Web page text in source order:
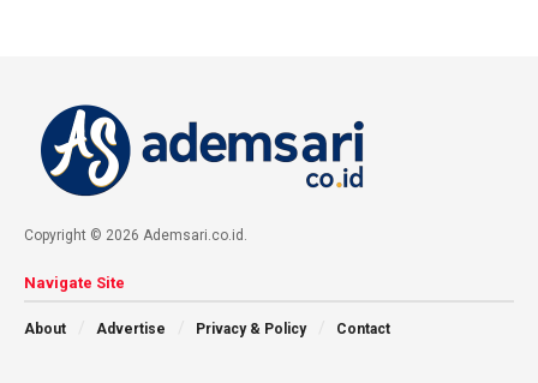
Copyright © 2026 Ademsari.co.id.
Navigate Site
About Advertise Privacy & Policy Contact